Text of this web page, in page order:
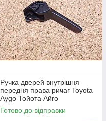
Ручка дверей внутрішня
передня права ричаг Toyota
Aygo Тойота Айго
Готово до відправки